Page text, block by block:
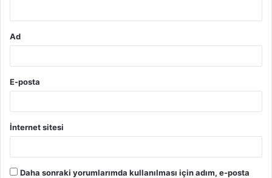
Ad
E-posta
İnternet sitesi
Daha sonraki yorumlarımda kullanılması için adım, e-posta